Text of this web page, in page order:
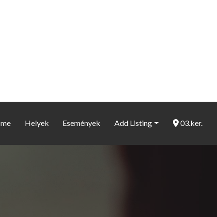
Helyek Események Add Listing 03.ker.